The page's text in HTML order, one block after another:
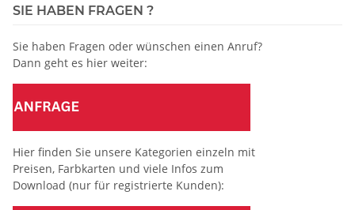
SIE HABEN FRAGEN ?
Sie haben Fragen oder wünschen einen Anruf?
Dann geht es hier weiter:
Hier finden Sie unsere Kategorien einzeln mit
Preisen, Farbkarten und viele Infos zum
Download (nur für registrierte Kunden):